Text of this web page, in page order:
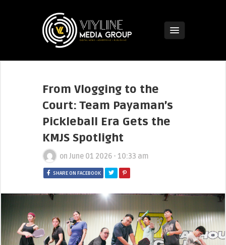
From Vlogging to the
Court: Team Payaman’s
Pickleball Era Gets the
KMJS Spotlight
on June 01 2026 - 10:33 am
SHARE ON FACEBOOK